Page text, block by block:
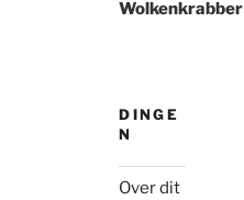
Wolkenkrabber
DINGE
N
Over dit